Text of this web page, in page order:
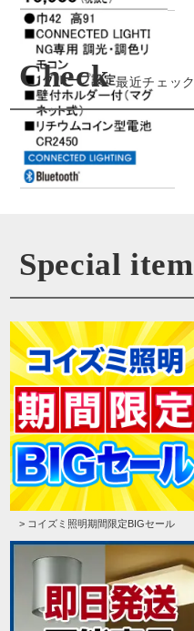
Check 最近チェッ
Special item
> コイズミ照明期間限定BIGセール